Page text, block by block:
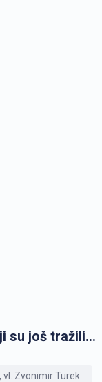
su još tražili...
vl. Zvonimir Turek